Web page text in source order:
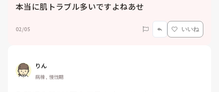
本当に肌トラブル多いですよねあせ
02/05 いいね
りん
病棟, 慢性期